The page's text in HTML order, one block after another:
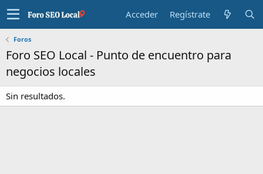
Acceder Regístrate
Foros
Foro SEO Local - Punto de encuentro para
negocios locales
Sin resultados.